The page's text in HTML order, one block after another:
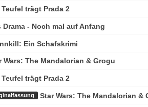
Teufel trägt Prada 2
Drama - Noch mal auf Anfang
Ein Schafskrimi
Wars: The Mandalorian & Grogu
Teufel trägt Prada 2
Star Wars: The Mandalorian &